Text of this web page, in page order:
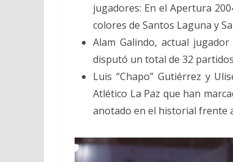
jugadores: En el Apertura
colores de Santos Laguna y
Alam Galindo, actual
disputó un total de 32
Luis “Chapo” Gutiérrez y
Atlético La Paz que han
anotado en el historial frente